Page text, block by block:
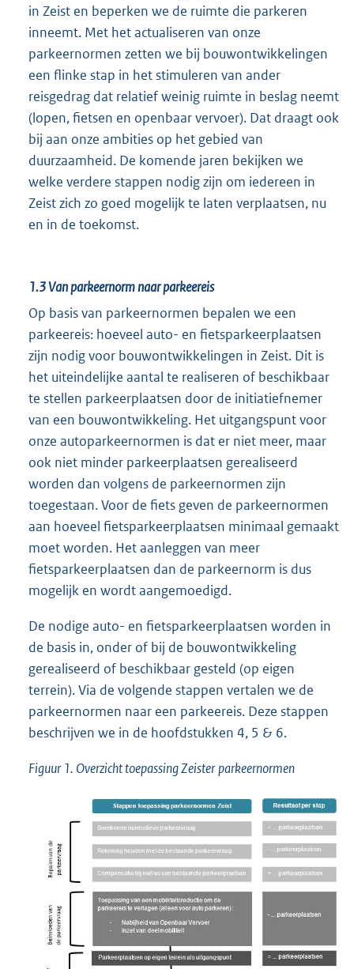
in Zeist en beperken we de ruimte die parkeren
inneemt. Met het actualiseren van onze
parkeernormen zetten we bij bouwontwikkelingen
een flinke stap in het stimuleren van ander
reisgedrag dat relatief weinig ruimte in beslag neemt
(lopen, fietsen en openbaar vervoer). Dat draagt ook
bij aan onze ambities op het gebied van
duurzaamheid. De komende jaren bekijken we
welke verdere stappen nodig zijn om iedereen in
Zeist zich zo goed mogelijk te laten verplaatsen, nu
en in de toekomst.
1.3Van parkeernorm naar parkeereis
Op basis van parkeernormen bepalen we een
parkeereis: hoeveel auto- en fietsparkeerplaatsen
zijn nodig voor bouwontwikkelingen in Zeist. Dit is
het uiteindelijke aantal te realiseren of beschikbaar
te stellen parkeerplaatsen door de initiatiefnemer
van een bouwontwikkeling. Het uitgangspunt voor
onze autoparkeernormen is dat er niet meer, maar
ook niet minder parkeerplaatsen gerealiseerd
worden dan volgens de parkeernormen zijn
toegestaan. Voor de fiets geven de parkeernormen
aan hoeveel fietsparkeerplaatsen minimaal gemaakt
moet worden. Het aanleggen van meer
fietsparkeerplaatsen dan de parkeernorm is dus
mogelijk en wordt aangemoedigd.
De nodige auto- en fietsparkeerplaatsen worden in
de basis in, onder of bij de bouwontwikkeling
gerealiseerd of beschikbaar gesteld (op eigen
terrein). Via de volgende stappen vertalen we de
parkeernormen naar een parkeereis. Deze stappen
beschrijven we in de hoofdstukken 4, 5 & 6.
Figuur 1. Overzicht toepassingZeister parkeernormen